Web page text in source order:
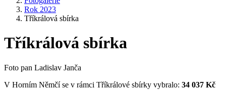
Rok 2023
Tříkrálová sbírka
Tříkrálová sbírka
Foto pan Ladislav Janča
V Horním Němčí se v rámci Tříkrálové sbírky vybralo: 34 037 Kč